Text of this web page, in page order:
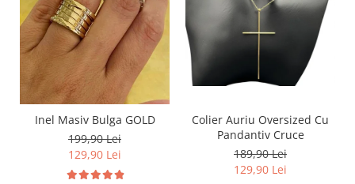
Inel Masiv Bulga GOLD
199,90 Lei
129,90 Lei
Colier Auriu Oversized Cu
Pandantiv Cruce
189,90 Lei
129,90 Lei